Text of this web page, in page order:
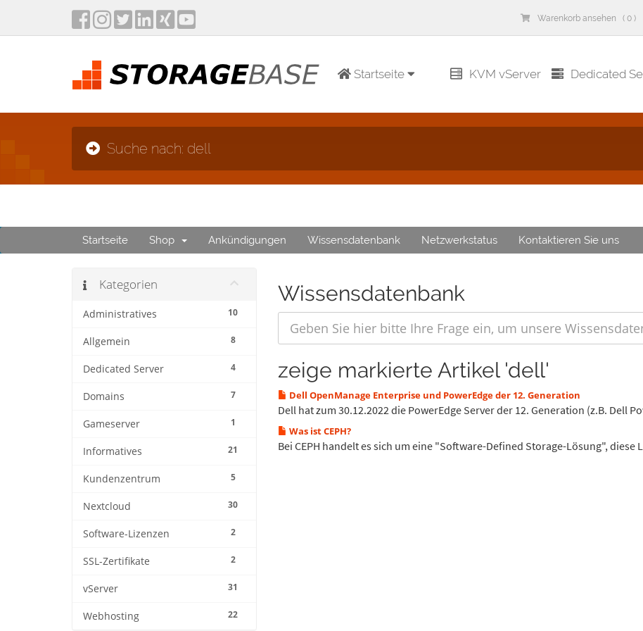
Warenkorb ansehen ( 0 )
Startseite KVM vServer Dedicated
Suche nach: dell
Startseite Shop Ankündigungen Wissensdatenbank Netzwerkstatus Kontaktieren Sie uns
Wissensdatenbank
Kategorien
10
Administratives
8
Allgemein
4
Dedicated Server
7
Domains
1
Gameserver
21
Informatives
5
Kundenzentrum
30
Nextcloud
2
Software-Lizenzen
2
SSL-Zertifikate
31
vServer
22
Webhosting
zeige markierte Artikel 'dell'
Dell OpenManage Enterprise und PowerEdge der 12. Generation
Dell hat zum 30.12.2022 die PowerEdge Server der 12. Generation (z.B. Dell
Was ist CEPH?
Bei CEPH handelt es sich um eine "Software-Defined Storage-Lösung", diese